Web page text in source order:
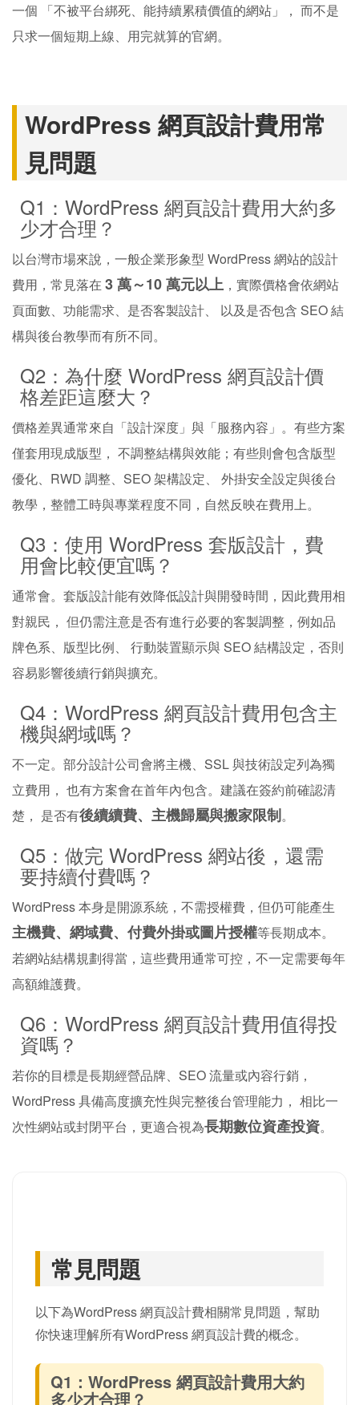
一個 「不被平台綁死、能持續累積價值的網站」， 而不是
只求一個短期上線、用完就算的官網。
WordPress 網頁設計費用常
見問題
Q1：WordPress 網頁設計費用大約多
少才合理？
以台灣市場來說，一般企業形象型 WordPress 網站的設計
費用，常見落在 3 萬～10 萬元以上 ，實際價格會依網站
頁面數、功能需求、是否客製設計、 以及是否包含 SEO 結
構與後台教學而有所不同。
Q2：為什麼 WordPress 網頁設計價
格差距這麼大？
價格差異通常來自「設計深度」與「服務內容」。有些方案
僅套用現成版型， 不調整結構與效能；有些則會包含版型
優化、RWD 調整、SEO 架構設定、 外掛安全設定與後台
教學，整體工時與專業程度不同，自然反映在費用上。
Q3：使用 WordPress 套版設計，費
用會比較便宜嗎？
通常會。套版設計能有效降低設計與開發時間，因此費用相
對親民， 但仍需注意是否有進行必要的客製調整，例如品
牌色系、版型比例、 行動裝置顯示與 SEO 結構設定，否則
容易影響後續行銷與擴充。
Q4：WordPress 網頁設計費用包含主
機與網域嗎？
不一定。部分設計公司會將主機、SSL 與技術設定列為獨
立費用， 也有方案會在首年內包含。建議在簽約前確認清
楚， 是否有後續續費、主機歸屬與搬家限制。
Q5：做完 WordPress 網站後，還需
要持續付費嗎？
WordPress 本身是開源系統，不需授權費，但仍可能產生
主機費、網域費、付費外掛或圖片授權等長期成本。
若網站結構規劃得當，這些費用通常可控，不一定需要每年
高額維護費。
Q6：WordPress 網頁設計費用值得投
資嗎？
若你的目標是長期經營品牌、SEO 流量或內容行銷，
WordPress 具備高度擴充性與完整後台管理能力， 相比一
次性網站或封閉平台，更適合視為長期數位資產投資。
常見問題
以下為WordPress 網頁設計費相關常見問題，幫助
你快速理解所有WordPress 網頁設計費的概念。
Q1：WordPress 網頁設計費用大約
多少才合理？